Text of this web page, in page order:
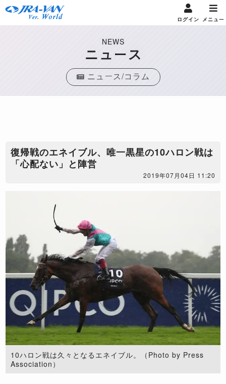
ログイン メニュー
NEWS
ニュース
ニュース/コラム
​復帰戦のエネイブル、唯一黒星の10ハロン戦は
「心配ない」と陣営
2019年07月04日 11:20
10ハロン戦は久々となるエネイブル。（Photo by Press
Association）